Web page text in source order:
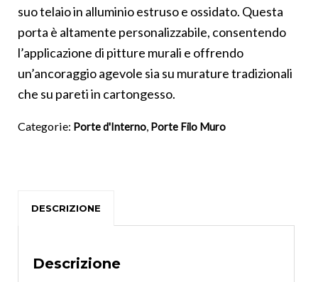
suo telaio in alluminio estruso e ossidato. Questa
porta è altamente personalizzabile, consentendo
l’applicazione di pitture murali e offrendo
un’ancoraggio agevole sia su murature tradizionali
che su pareti in cartongesso.
Categorie: Porte d'Interno Porte Filo Muro
DESCRIZIONE
Descrizione